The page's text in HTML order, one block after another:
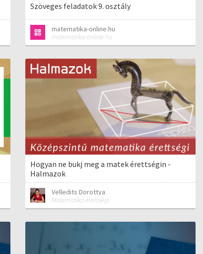
Szöveges feladatok 9. osztály
matematika-online.hu
matematika-online.hu
Hogyan ne bukj meg a matek érettségin -
Halmazok
Velledits Dorottya
Matematika érettségi